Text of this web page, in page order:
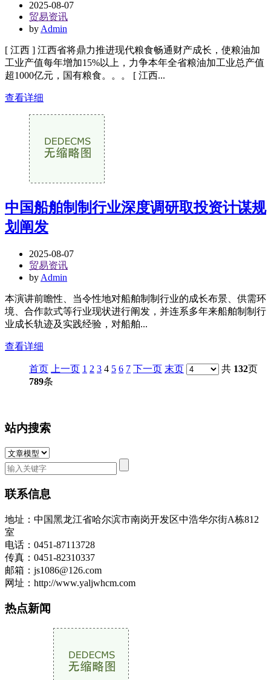
2025-08-07
贸易资讯
by Admin
[ 江西 ] 江西省将鼎力推进现代粮食畅通财产成长，使粮油加
工业产值每年增加15%以上，力争本年全省粮油加工业总产值
超1000亿元，国有粮食。。。 [ 江西...
查看详细
中国船舶制制行业深度调研取投资计谋规
划阐发
2025-08-07
贸易资讯
by Admin
本演讲前瞻性、当令性地对船舶制制行业的成长布景、供需环
境、合作款式等行业现状进行阐发，并连系多年来船舶制制行
业成长轨迹及实践经验，对船舶...
查看详细
首页 上一页 1 2 3 4 5 6 7 下一页 末页 共 132页
789条
站内搜索
联系信息
地址：中国黑龙江省哈尔滨市南岗开发区中浩华尔街A栋812
室
电话：0451-87113728
传真：0451-82310337
邮箱：js1086@126.com
网址：http://www.yaljwhcm.com
热点新闻